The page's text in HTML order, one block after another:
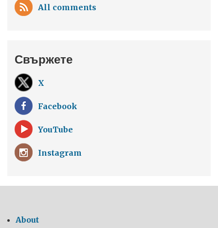
All comments
Свържете
X
Facebook
YouTube
Instagram
About